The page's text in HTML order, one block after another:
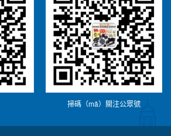
掃碼（mǎ）關注公眾號